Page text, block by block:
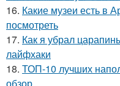
16. Какие музеи есть в
посмотреть
17. Как я убрал
лайфхаки
18. ТОП-10 лучших
обзор